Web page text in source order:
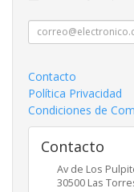
Contacto
Política Privacidad
Condiciones de
Contacto
Av de Los
30500 Las